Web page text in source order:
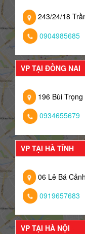
243/24/18
0904985685
VP TẠI ĐỒNG NAI
196 Bùi
0934655679
VP TẠI HÀ TĨNH
06 Lê Bá
0919657683
VP TẠI HÀ NỘI